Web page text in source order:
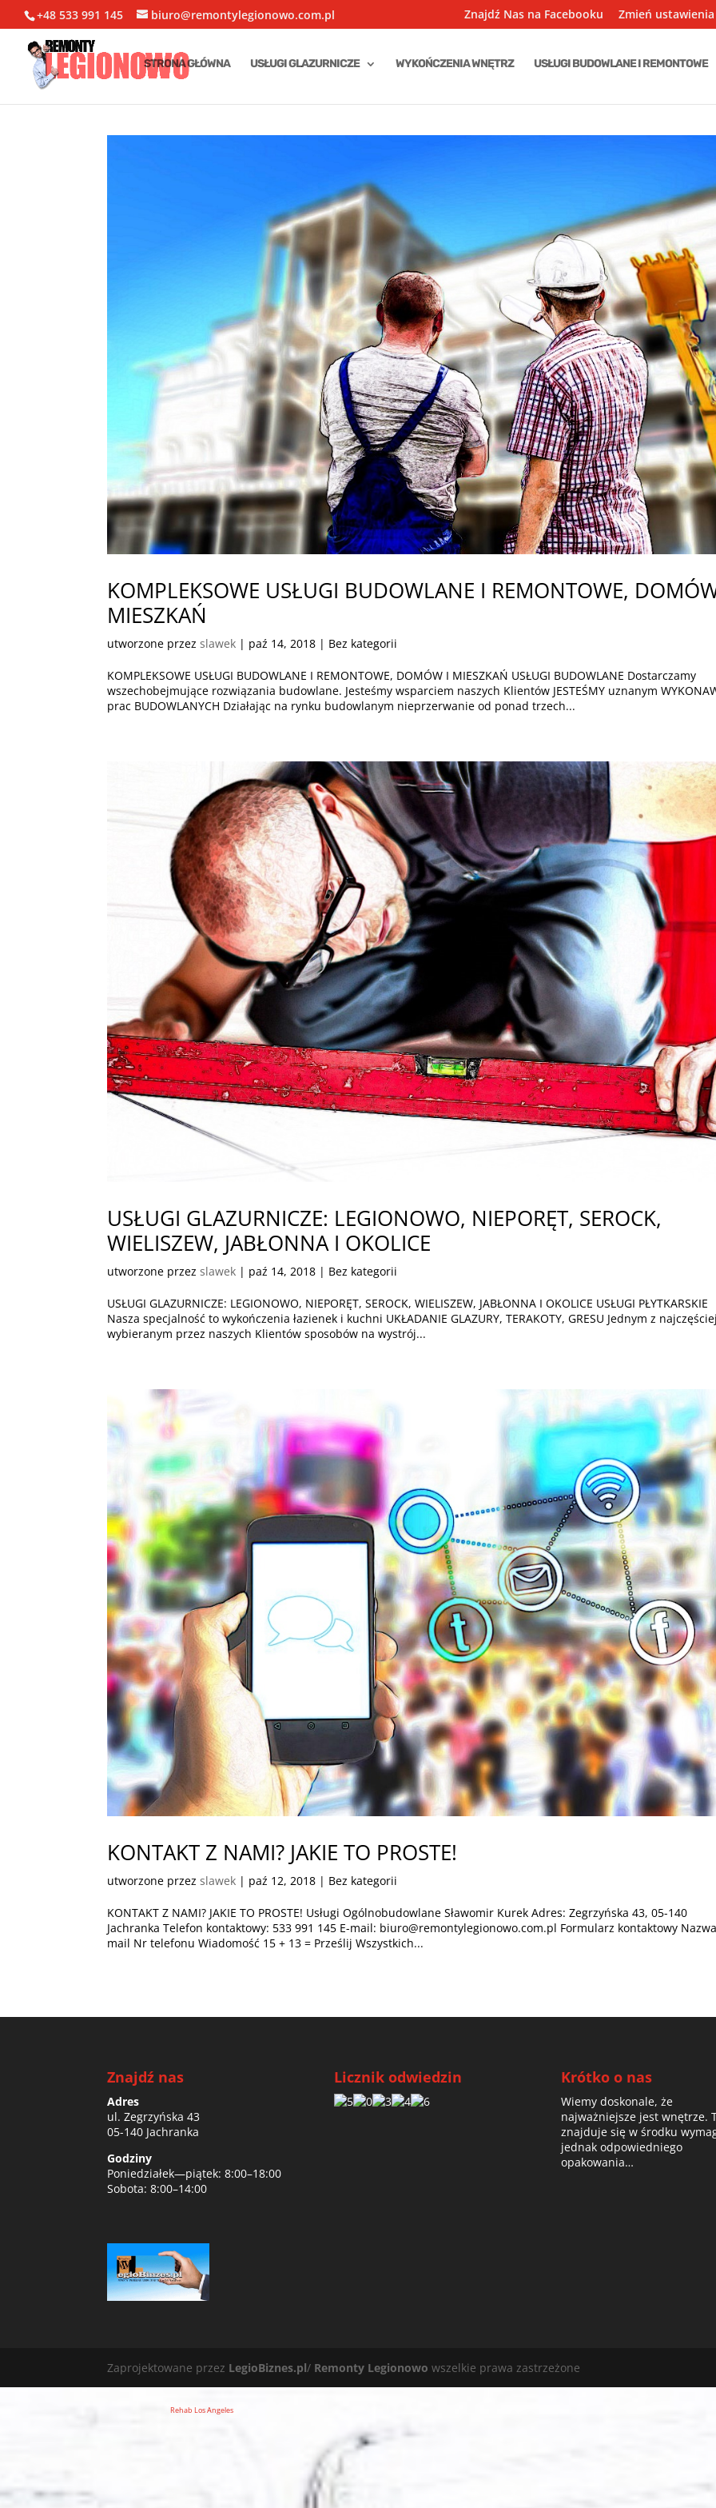
+48 533 991 145 biuro@remontylegionowo.com.pl Znajdź Nas na Facebooku Zmień
STRONA GŁÓWNA USŁUGI GLAZURNICZE WYKOŃCZENIA WNĘTRZ USŁUGI BUDOWLANE I REMONTOWE
KOMPLEKSOWE USŁUGI BUDOWLANE I REMONTOWE,
MIESZKAŃ
utworzone przezslawek | paź 14, 2018 | Bez kategorii
KOMPLEKSOWE USŁUGI BUDOWLANE I REMONTOWE, DOMÓW I MIESZKAŃ USŁUGI BUDOWLANE Dostarczamy
wszechobejmujące rozwiązania budowlane. Jesteśmy wsparciem naszych Klientów JESTEŚMY uznanym
prac BUDOWLANYCH Działając na rynku budowlanym nieprzerwanie od ponad trzech...
USŁUGI GLAZURNICZE: LEGIONOWO, NIEPORĘT, SEROCK,
WIELISZEW, JABŁONNA I OKOLICE
utworzone przezslawek | paź 14, 2018 | Bez kategorii
USŁUGI GLAZURNICZE: LEGIONOWO, NIEPORĘT, SEROCK, WIELISZEW, JABŁONNA I OKOLICE USŁUGI PŁYTKARSKIE
Nasza specjalność to wykończenia łazienek i kuchni UKŁADANIE GLAZURY, TERAKOTY, GRESU Jednym z
wybieranym przez naszych Klientów sposobów na wystrój...
KONTAKT Z NAMI? JAKIE TO PROSTE!
utworzone przezslawek | paź 12, 2018 | Bez kategorii
KONTAKT Z NAMI? JAKIE TO PROSTE! Usługi Ogólnobudowlane Sławomir Kurek Adres: Zegrzyńska 43, 05-140
Jachranka Telefon kontaktowy: 533 991 145 E-mail: biuro@remontylegionowo.com.pl Formularz kontaktowy
mail Nr telefonu Wiadomość 15 + 13 = Prześlij Wszystkich...
Znajdź nas
Adres
ul. Zegrzyńska 43
05-140 Jachranka
Godziny
Poniedziałek—piątek: 8:00–18:00
Sobota: 8:00–14:00
Licznik odwiedzin Krótko o nas
Wiemy doskonale, że
najważniejsze jest wnętrze.
znajduje się w środku
jednak odpowiedniego
opakowania…
Zaprojektowane przez LegioBiznes.pl/ Remonty Legionowo wszelkie prawa zastrzeżone
Rehab Los Angeles